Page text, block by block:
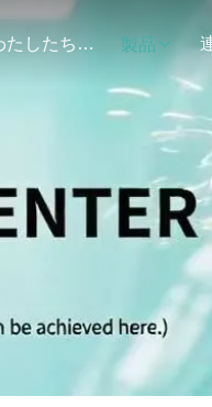
わたしたち に つい て 製品